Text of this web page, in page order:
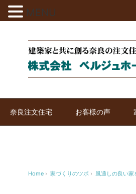
奈良注文住宅 お客様の声
Home › 家づくりのツボ › 風通しの良い家
MENU